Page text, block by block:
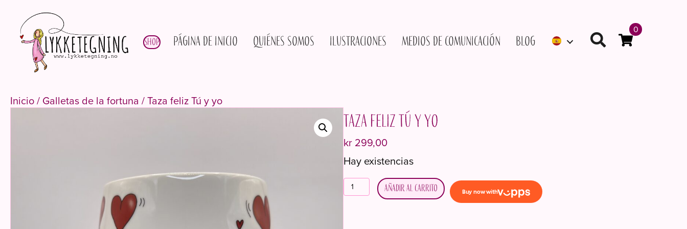
Shop Página de inicio Quiénes somos Ilustraciones Medios de comunicación Blog
0
Inicio/ Galletas de la fortuna / Taza feliz Tú y yo
Taza feliz Tú y yo
kr 299,00
Hay existencias
Lykkekrus
Deg
Añadir al carrito